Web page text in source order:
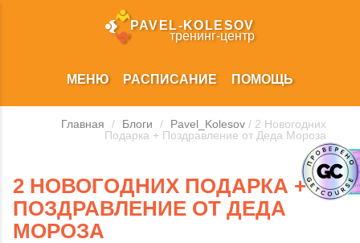
PAVEL‑KOLESOV
тренинг‑центр
МЕНЮ РАСПИСАНИЕ ПОМОЩЬ
Главная / Блоги / Pavel_Kolesov / 2 Новогодних
Подарка + Поздравление от Деда Мороза
2 НОВОГОДНИХ ПОДАРКА +
ПОЗДРАВЛЕНИЕ ОТ ДЕДА
МОРОЗА